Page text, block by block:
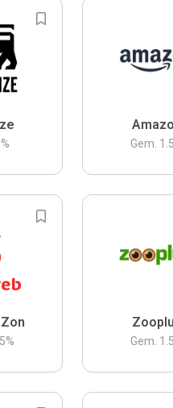
% Gem. 1.5
% Gem. 1.5